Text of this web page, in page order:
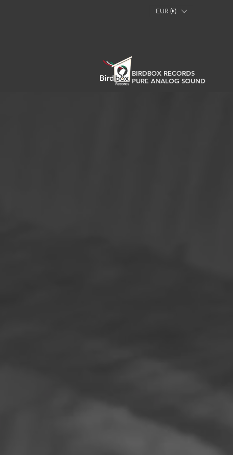
EUR (€)
BIRDBOX RECORDS
PURE ANALOG SOUND